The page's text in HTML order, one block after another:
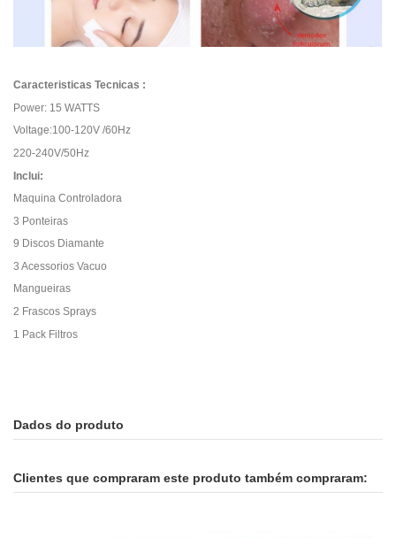
Caracteristicas Tecnicas :
Power: 15 WATTS
Voltage:100-120V /60Hz
220-240V/50Hz
Inclui:
Maquina Controladora
3 Ponteiras
9 Discos Diamante
3 Acessorios Vacuo
Mangueiras
2 Frascos Sprays
1 Pack Filtros
Dados do produto
Clientes que compraram este produto também compraram: